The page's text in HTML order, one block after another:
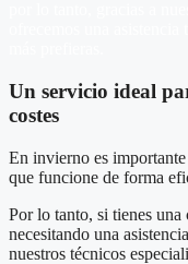
Un servicio ideal
costes
En invierno es
que funcione de forma
Por lo tanto, si tienes una
necesitando una
nuestros técnicos